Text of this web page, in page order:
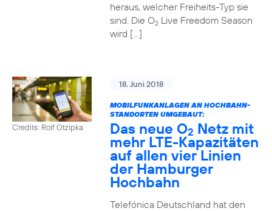
heraus, welcher Freiheits-Typ sie
sind. Die O2Live Freedom Season
wird […]
Credits: Rolf Otzipka
18. Juni 2018
MOBILFUNKANLAGEN AN HOCHBAHN-
STANDORTEN UMGEBAUT:
Das neue O2 Netz mit
mehr LTE-Kapazitäten
auf allen vier Linien
der Hamburger
Hochbahn
Telefónica Deutschland hat den